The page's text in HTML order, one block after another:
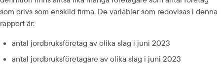
som drivs som enskild firma. De variabler som redovisas i denna
rapport är:
antal jordbruksföretag av olika slag i juni 2023
antal jordbruksföretagare av olika slag i juni 2023